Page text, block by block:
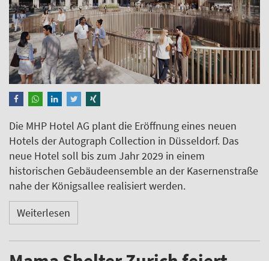
Die MHP Hotel AG plant die Eröffnung eines neuen
Hotels der Autograph Collection in Düsseldorf. Das
neue Hotel soll bis zum Jahr 2029 in einem
historischen Gebäudeensemble an der Kasernenstraße
nahe der Königsallee realisiert werden.
Weiterlesen